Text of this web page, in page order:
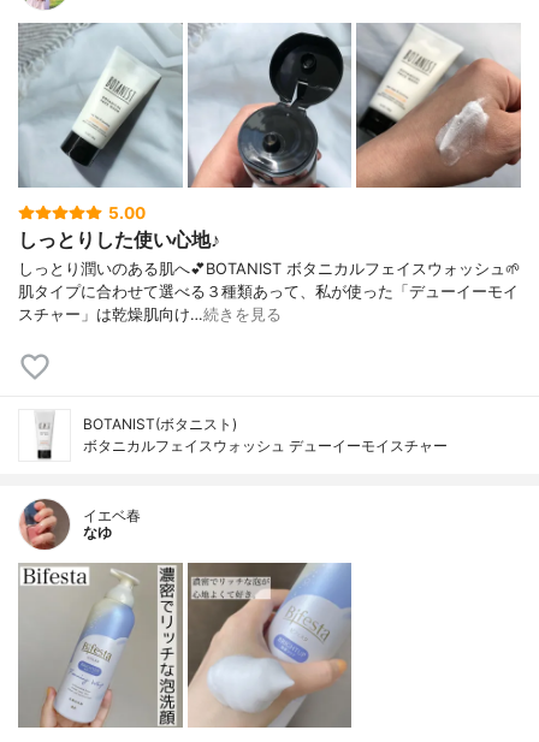
5.00
しっとりした使い心地♪
しっとり潤いのある肌へ💕BOTANIST ボタニカルフェイスウォッシュ🌱
肌タイプに合わせて選べる３種類あって、私が使った「デューイーモイ
スチャー」は乾燥肌向け…続きを見る
BOTANIST(ボタニスト)
ボタニカルフェイスウォッシュ デューイーモイスチャー
イエベ春
なゆ